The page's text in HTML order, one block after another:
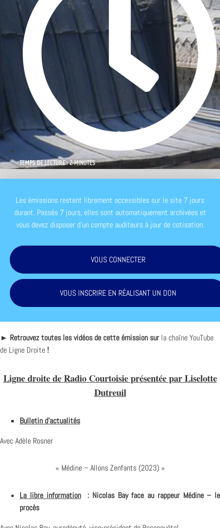
TEMPS DE LECTURE : 2 MINUTES
Les émissions restent librement accessibles sur le site 7 jours
durant. Passés 7 jours, elles sont automatiquement archivées et
vous devez disposer d'un compte auditeurs à jour de cotisation.
VOUS CONNECTER
VOUS INSCRIRE EN RÉALISANT UN DON
► Retrouvez toutes les vidéos de cette émission sur la chaîne YouTube
de Ligne Droite !
Ligne droite de Radio Courtoisie présentée par Liselotte
Dutreuil
Bulletin d’actualités
Avec Adèle Rosner
« Médine – Allons Zenfants (2023) »
La libre information: Nicolas Bay face au rappeur Médine – le
procès